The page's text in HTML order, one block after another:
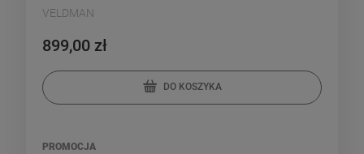
VELDMAN
899,00 zł
DO KOSZYKA
PROMOCJA